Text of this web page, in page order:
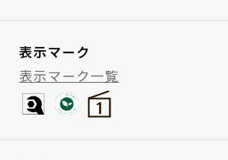
表示マーク
表示マーク一覧